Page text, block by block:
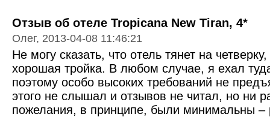
Отзыв об отеле Tropicana New Tiran, 4*
Олег, 2013-04-08 11:46:21
Не могу сказать, что отель тянет на
хорошая тройка. В любом случае, я ехал
поэтому особо высоких требований не
этого не слышал и отзывов не читал, но ни
пожелания, в принципе, были минимальны